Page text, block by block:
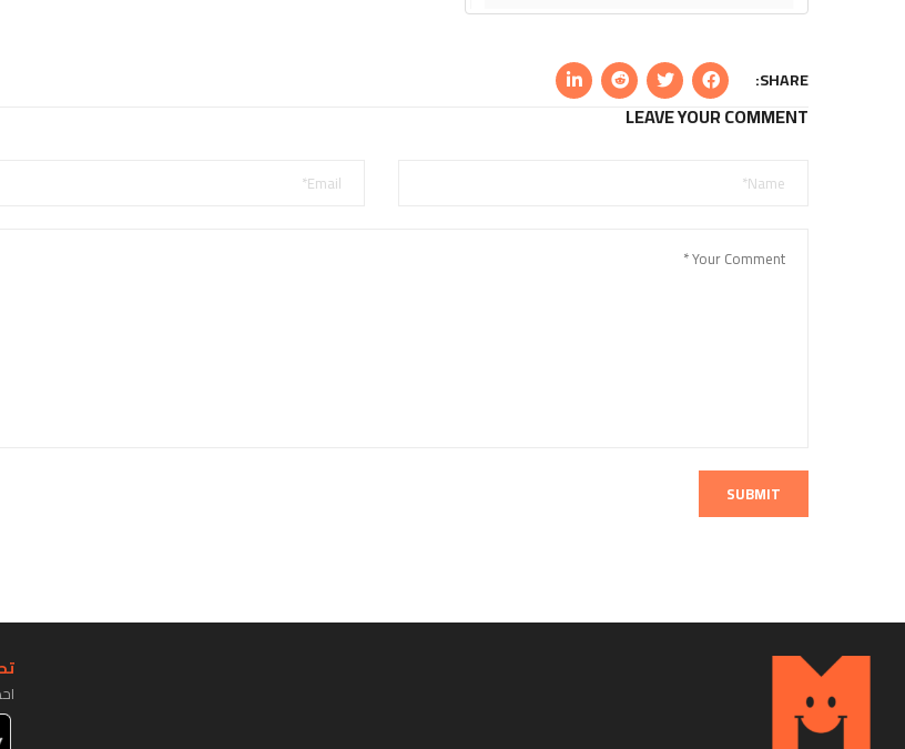
SHARE:
LEAVE YOUR COMMENT
SUBMIT